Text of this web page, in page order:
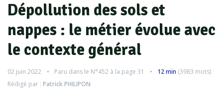
Dépollution des sols et
nappes : le métier évolue avec
le contexte général
02 juin 2022 Paru dans le N°452 à la page 31 12 min (3983 mots)
Rédigé par : Patrick PHILIPON